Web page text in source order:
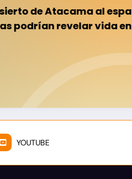
al espacio: bacterias
vida en otros planetas
YOUTUBE